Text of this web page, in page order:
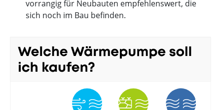
vorrangig für Neubauten empfehlenswert, die
sich noch im Bau befinden.